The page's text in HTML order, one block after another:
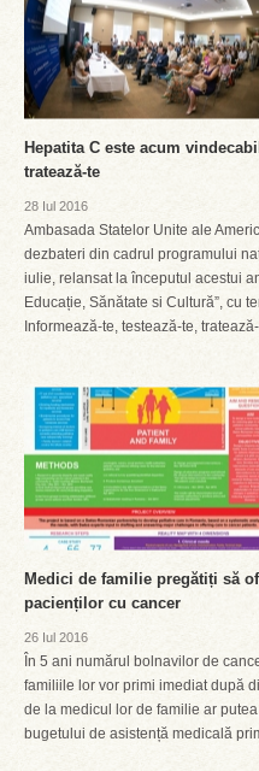
Hepatita C este acum
tratează-te
28 Iul 2016
Ambasada Statelor Unite ale
dezbateri din cadrul programului
iulie, relansat la începutul acestui
Educație, Sănătate si Cultură”, cu
Informează-te, testează-te, tratează-
Medici de familie pregătiți să
pacienților cu cancer
26 Iul 2016
În 5 ani numărul bolnavilor de
familiile lor vor primi imediat după
de la medicul lor de familie ar
bugetului de asistență medicală